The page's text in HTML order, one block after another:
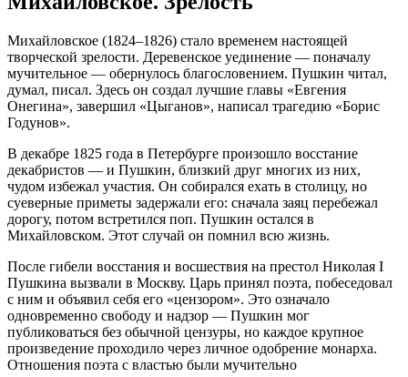
Михайловское (1824–1826) стало временем настоящей
творческой зрелости. Деревенское уединение — поначалу
мучительное — обернулось благословением. Пушкин читал,
думал, писал. Здесь он создал лучшие главы «Евгения
Онегина», завершил «Цыганов», написал трагедию «Борис
Годунов».
В декабре 1825 года в Петербурге произошло восстание
декабристов — и Пушкин, близкий друг многих из них,
чудом избежал участия. Он собирался ехать в столицу, но
суеверные приметы задержали его: сначала заяц перебежал
дорогу, потом встретился поп. Пушкин остался в
Михайловском. Этот случай он помнил всю жизнь.
После гибели восстания и восшествия на престол Николая I
Пушкина вызвали в Москву. Царь принял поэта, побеседовал
с ним и объявил себя его «цензором». Это означало
одновременно свободу и надзор — Пушкин мог
публиковаться без обычной цензуры, но каждое крупное
произведение проходило через личное одобрение монарха.
Отношения поэта с властью были мучительно